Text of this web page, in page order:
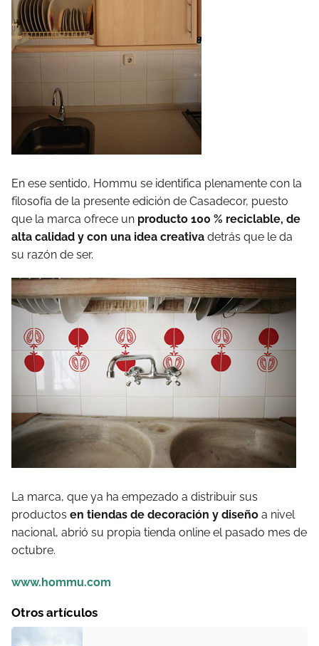
En ese sentido, Hommu se identifica plenamente con la
filosofía de la presente edición de Casadecor, puesto
que la marca ofrece un producto 100 % reciclable, de
alta calidad y con una idea creativa detrás que le da
su razón de ser.
La marca, que ya ha empezado a distribuir sus
productos en tiendas de decoración y diseño a nivel
nacional, abrió su propia tienda online el pasado mes de
octubre.
www.hommu.com
Otros artículos